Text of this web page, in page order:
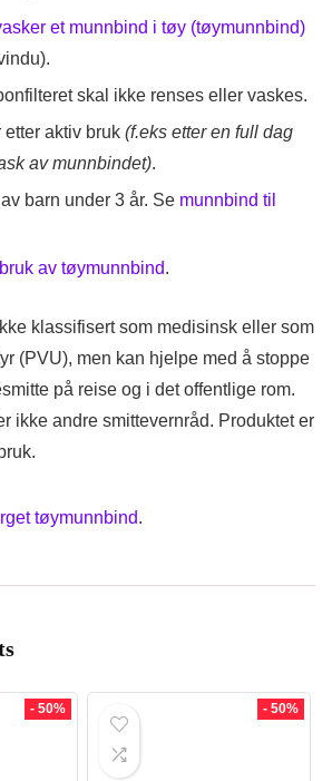
et munnbind i tøy (tøymunnbind)
skal ikke renses eller vaskes.
etter aktiv bruk (f.eks etter en full dag
av munnbindet).
barn under 3 år. Se munnbind til
av tøymunnbind.
klassifisert som medisinsk eller som
(PVU), men kan hjelpe med å stoppe
på reise og i det offentlige rom.
ikke andre smittevernråd. Produktet er
tøymunnbind.
- 50% - 50%